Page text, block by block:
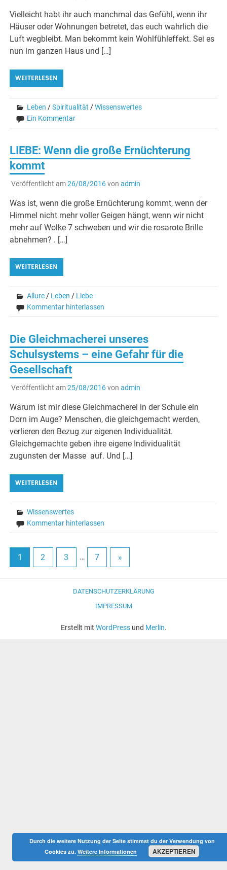
Vielleicht habt ihr auch manchmal das Gefühl, wenn ihr
Häuser oder Wohnungen betretet, das euch wahrlich die
Luft wegbleibt. Man bekommt kein Wohlfühleffekt. Sei es
nun im ganzen Haus und […]
WEITERLESEN
Leben /Spiritualität /Wissenswertes
Ein Kommentar
LIEBE: Wenn die große Ernüchterung
kommt
Veröffentlicht am26/08/2016von admin
Was ist, wenn die große Ernüchterung kommt, wenn der
Himmel nicht mehr voller Geigen hängt, wenn wir nicht
mehr auf Wolke 7 schweben und wir die rosarote Brille
abnehmen? . […]
WEITERLESEN
Allure / Leben / Liebe
Kommentar hinterlassen
Die Gleichmacherei unseres
Schulsystems – eine Gefahr für die
Gesellschaft
Veröffentlicht am25/08/2016von admin
Warum ist mir diese Gleichmacherei in der Schule ein
Dorn im Auge? Menschen, die gleichgemacht werden,
verlieren den Bezug zur eigenen Individualität.
Gleichgemachte geben ihre eigene Individualität
zugunsten der Masse auf. Und […]
WEITERLESEN
Wissenswertes
Kommentar hinterlassen
1 2 3 … 7 »
DATENSCHUTZERKLÄRUNG
IMPRESSUM
Erstellt mit WordPressund Merlin.
Durch die weitere Nutzung der Seite stimmst du der Verwendung von
Cookies zu.Weitere Informationen AKZEPTIEREN